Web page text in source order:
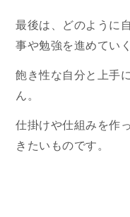
最後は、どのように
事や勉強を進めていく
飽き性な自分と上手
ん。
仕掛けや仕組みを作
きたいものです。